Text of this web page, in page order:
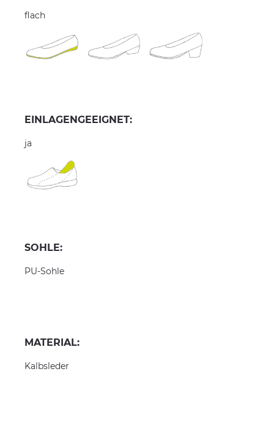
flach
EINLAGENGEEIGNET:
ja
SOHLE:
PU-Sohle
MATERIAL:
Kalbsleder